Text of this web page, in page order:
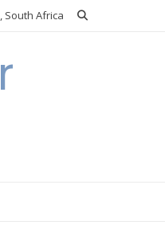
South Africa